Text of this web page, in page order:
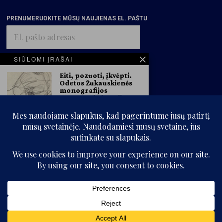
PRENUMERUOKITE MŪSŲ NAUJIENAS EL. PAŠTU
pašto
adresas
PRENUMERUOTI
© „Kritikos atlasas“, 2025. Visos teisės saugomos.
draudžiama.
SIŪLOMI ĮRAŠAI
Eiti, pozuoti, įkvėpti.
Odetos Žukauskienės
monografijos
„Pozuotojo istorija:
recenzija
Praėjusiais metais sulaukiame
dar vieno, šį kartą mokslinio –
Justino
Tapybiniai vaizdiniai.
Elenos Balsiukaitės-
Brazdžiūnienės
pristatymas LDS meno
galerijoje „Drobė“
val. Lietuvos dailininkų
sąjungos